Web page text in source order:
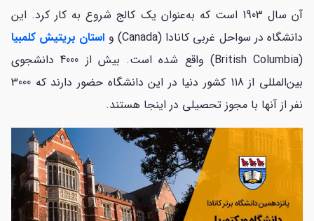
آن سال 1903 است که به‌عنوان یک کالج شروع به کار کرد. این
دانشگاه در سواحل غربی کانادا (Canada) و
استان بریتیش کلمبیا
(British Columbia) واقع شده است. بیش از 4000 دانشجوی
بین‌المللی از 118 کشور دنیا در این دانشگاه حضور دارند که 3000
نفر از آنها با مجوز تحصیلی در اینجا هستند.